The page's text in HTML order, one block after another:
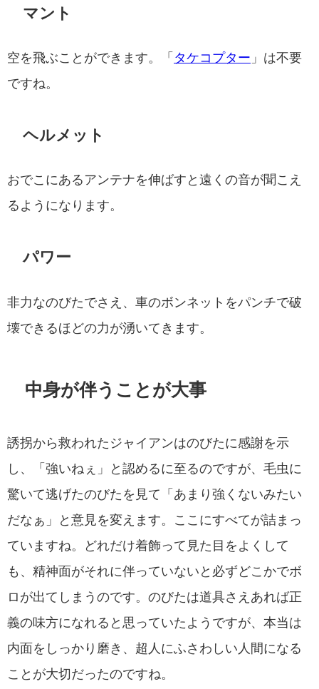
マント
空を飛ぶことができます。「 タケコプター 」は不要
ですね。
ヘルメット
おでこにあるアンテナを伸ばすと遠くの音が聞こえ
るようになります。
パワー
非力なのびたでさえ、車のボンネットをパンチで破
壊できるほどの力が湧いてきます。
中身が伴うことが大事
誘拐から救われたジャイアンはのびたに感謝を示
し、「強いねぇ」と認めるに至るのですが、毛虫に
驚いて逃げたのびたを見て「あまり強くないみたい
だなぁ」と意見を変えます。ここにすべてが詰まっ
ていますね。どれだけ着飾って見た目をよくして
も、精神面がそれに伴っていないと必ずどこかでボ
ロが出てしまうのです。のびたは道具さえあれば正
義の味方になれると思っていたようですが、本当は
内面をしっかり磨き、超人にふさわしい人間になる
ことが大切だったのですね。